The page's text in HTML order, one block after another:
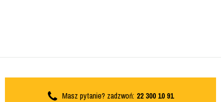
Masz pytanie? zadzwoń: 22 300 10 91